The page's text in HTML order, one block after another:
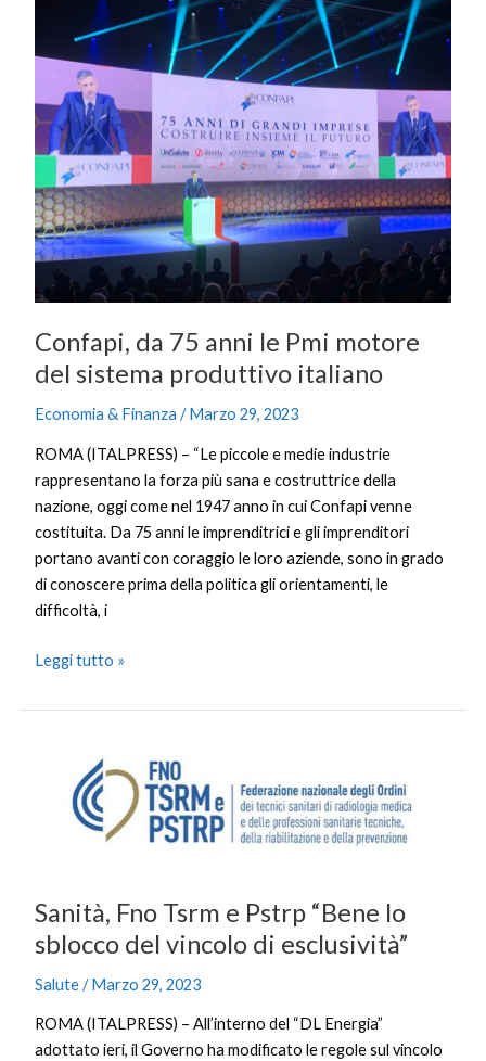
Confapi, da 75 anni le Pmi motore
del sistema produttivo italiano
Economia & Finanza /Marzo 29, 2023
ROMA (ITALPRESS) – “Le piccole e medie industrie
rappresentano la forza più sana e costruttrice della
nazione, oggi come nel 1947 anno in cui Confapi venne
costituita. Da 75 anni le imprenditrici e gli imprenditori
portano avanti con coraggio le loro aziende, sono in grado
di conoscere prima della politica gli orientamenti, le
difficoltà, i
75
le
Pmi
motore
del
sistema
produttivo
italiano
Leggi tutto »
Sanità, Fno Tsrm e Pstrp “Bene lo
sblocco del vincolo di esclusività”
Salute/Marzo 29, 2023
ROMA (ITALPRESS) – All’interno del “DL Energia”
adottato ieri, il Governo ha modificato le regole sul vincolo
lo
sblocco
del
vincolo
esclusività”